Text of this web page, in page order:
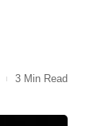
3 Min Read